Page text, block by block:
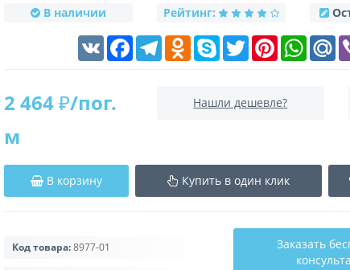
В наличии Рейтинг:
VK FacebookTelegramOdnoklassniki
Skype Twitter Pinterest
2 464 ₽/пог.
м
Нашли дешевле?
В корзину Купить в один клик
Код товара:8977-01
Заказать